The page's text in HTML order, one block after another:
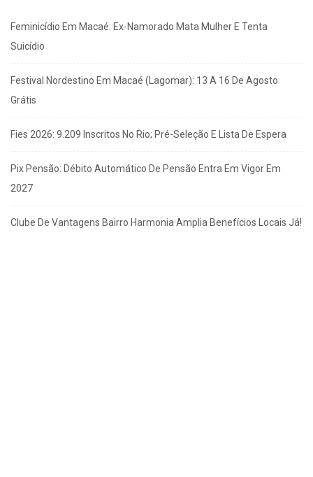
Feminicídio Em Macaé: Ex-Namorado Mata Mulher E Tenta
Suicídio
Festival Nordestino Em Macaé (Lagomar): 13 A 16 De Agosto
Grátis
Fies 2026: 9.209 Inscritos No Rio; Pré-Seleção E Lista De Espera
Pix Pensão: Débito Automático De Pensão Entra Em Vigor Em
2027
Clube De Vantagens Bairro Harmonia Amplia Benefícios Locais Já!